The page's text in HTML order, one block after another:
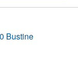
Bustine